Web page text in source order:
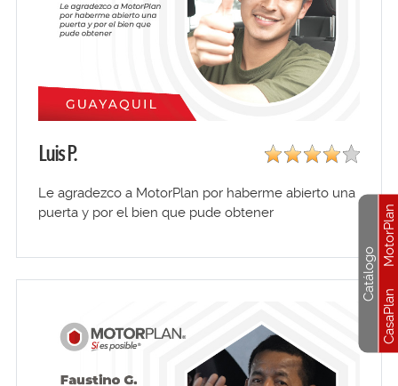
Luis P.
Le agradezco a MotorPlan por haberme abierto una
puerta y por el bien que pude obtener
Catálogo
CasaPlan
MotorPlan